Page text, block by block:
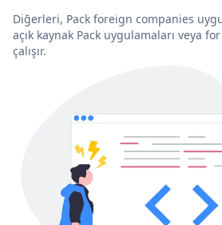
Diğerleri, Pack foreign companies
açık kaynak Pack uygulamaları veya
çalışır.